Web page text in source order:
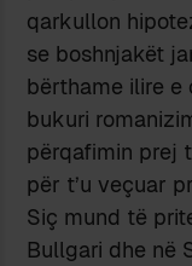
qarkullon
se boshnjakët
bërthame ilire e
bukuri
përqafimin prej
për t’u veçuar
Siç mund të
Bullgari dhe në